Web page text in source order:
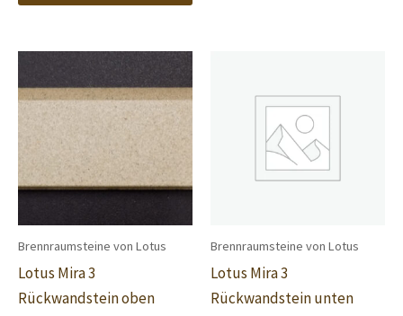
Brennraumsteine von Lotus
Lotus Mira 3
Rückwandstein oben
Brennraumsteine von Lotus
Lotus Mira 3
Rückwandstein unten